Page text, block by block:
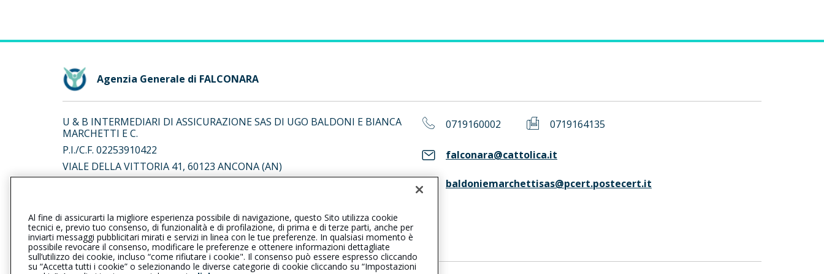
Agenzia Generale di FALCONARA
U & B INTERMEDIARI DI ASSICURAZIONE SAS DI UGO BALDONI E BIANCA
MARCHETTI E C.
P.I./C.F. 02253910422
VIALE DELLA VITTORIA 41, 60123 ANCONA (AN)
L’intermediario è soggetto al controllo dell’IVASS. Consulta il Registro RUI
al seguentelink
0719160002 0719164135
falconara@cattolica.it
baldoniemarchettisas@pcert.postecert.it
Al fine di assicurarti la migliore esperienza possibile di navigazione, questo Sito utilizza cookie
tecnici e, previo tuo consenso, di funzionalità e di profilazione, di prima e di terze parti, anche per
inviarti messaggi pubblicitari mirati e servizi in linea con le tue preferenze. In qualsiasi momento è
possibile revocare il consenso, modificare le preferenze e ottenere informazioni dettagliate
sull’utilizzo dei cookie, incluso “come rifiutare i cookie". Il consenso può essere espresso cliccando
su “Accetta tutti i cookie” o selezionando le diverse categorie di cookie cliccando su “Impostazioni